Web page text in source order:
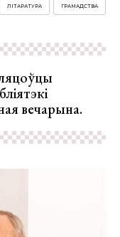
ГРАМАДСТВА
ЛІТАРАТУРА
вечарына.